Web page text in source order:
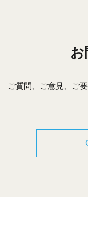
お
ご質問、ご意見、ご